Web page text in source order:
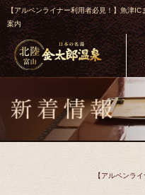
【アルペンライナー利用者必見！】魚津IC
案内
【アルペンラ